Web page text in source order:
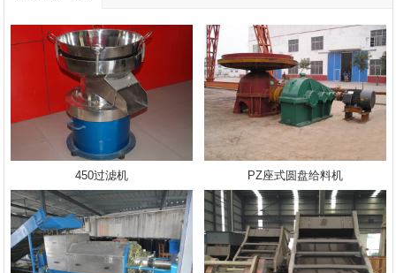
450过滤机 PZ座式圆盘给料机